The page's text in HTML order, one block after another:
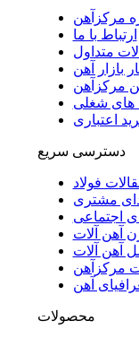
مرکزآهن
ارتباط با ما
متداول
بازار آهن
مرکزآهن
شغلی
دسترسی سریع
فولاد
مشتری
اجتماعی
آهن آلات
آهن آلات
مرکزآهن
آهن
محصولات